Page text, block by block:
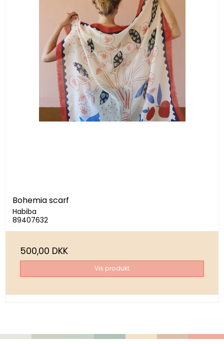
Bohemia scarf
Habiba
89407632
500,00 DKK
Vis produkt